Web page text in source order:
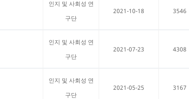
인지 및 사회성 연
구단
2021-10-18 3546
인지 및 사회성 연
구단
2021-07-23 4308
인지 및 사회성 연
구단
2021-05-25 3167